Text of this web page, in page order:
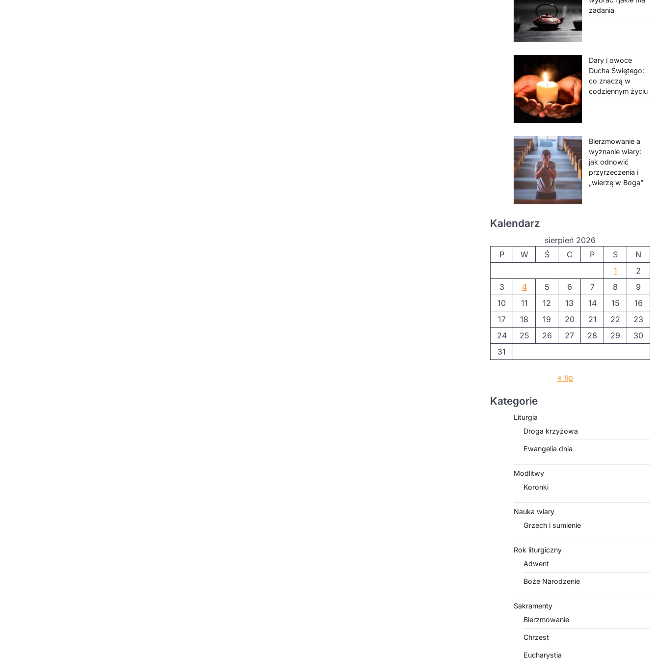
zadania
Dary i owoce
Ducha Świętego:
co znaczą w
codziennym życiu
Bierzmowanie a
wyznanie wiary:
jak odnowić
przyrzeczenia i
„wierzę w Boga”
Kalendarz
sierpień 2026
P
W Ś C P S
N
1
2
3
4 5 6 7 8
9
10
11 12 13 14 15
16
17
18 19 20 21 22
23
24
25 26 27 28 29
30
31
« lip
Kategorie
Liturgia
Droga krzyżowa
Ewangelia dnia
Modlitwy
Koronki
Nauka wiary
Grzech i sumienie
Rok liturgiczny
Adwent
Boże Narodzenie
Sakramenty
Bierzmowanie
Chrzest
Eucharystia